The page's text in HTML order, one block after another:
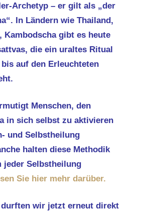
Archetyp – er gilt als „der
In Ländern wie Thailand,
Kambodscha gibt es heute
die ein uraltes Ritual
auf den Erleuchteten
Menschen, den
in sich selbst zu aktivieren
und Selbstheilung
halten diese Methodik
jeder Selbstheilung
Sie hier mehr darüber.
durften wir jetzt erneut direkt